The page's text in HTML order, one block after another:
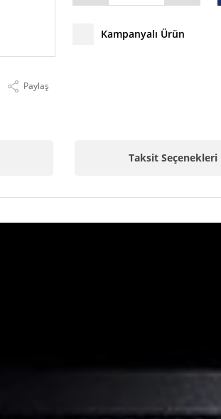
Paylaş
Kampanyalı Ürün
Taksit Seçenekleri